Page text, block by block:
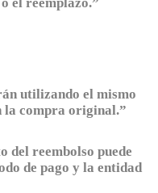
utilizando el mismo
la compra original.”
del reembolso puede
de pago y la entidad